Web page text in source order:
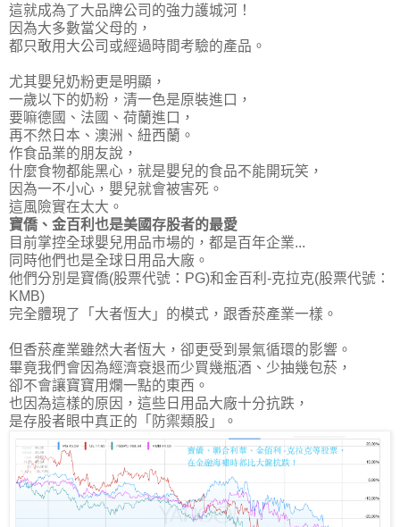
這就成為了大品牌公司的強力護城河！
因為大多數當父母的，
都只敢用大公司或經過時間考驗的產品 。
尤其嬰兒奶粉更是明顯，
一歲以下的奶粉，清一色是原裝進口，
要嘛德國、法國、荷蘭進口，
再不然日本、澳洲、紐西蘭。
作食品業的朋友說，
什麼食物都能黑心，就是嬰兒的食品不能開玩笑，
因為一不小心，嬰兒就會被害死。
這風險實在太大。
寶僑、金百利也是美國存股者的最愛
目前掌控全球嬰兒用品市場的，都是百年企業...
同時他們也是全球日用品大廠。
他們分別是寶僑(股票代號：PG)和金百利-克拉克(股票代號：
KMB)
完全體現了
「大者恆大」的模式，跟香菸產業一樣 。
但香菸產業雖然大者恆大，卻更受到景氣循環的影響。
畢竟我們會因為經濟衰退而少買幾瓶酒、少抽幾包菸，
卻不會讓寶寶用爛一點的東西。
也因為這樣的原因，這些日用品大廠十分抗跌，
是存股者眼中真正的「防禦類股」 。